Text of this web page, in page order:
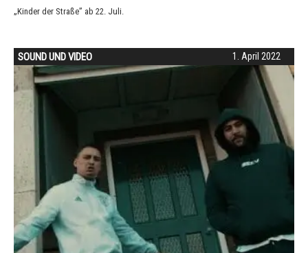
„Kinder der Straße” ab 22. Juli.
1. April 2022
SOUND UND VIDEO